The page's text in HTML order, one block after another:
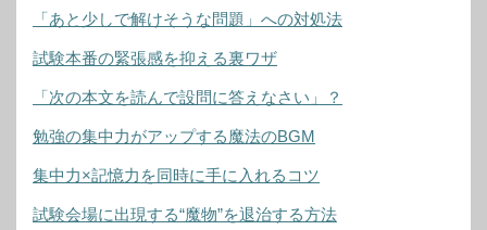
「あと少しで解けそうな問題」への対処法
試験本番の緊張感を抑える裏ワザ
「次の本文を読んで設問に答えなさい」？
勉強の集中力がアップする魔法のBGM
集中力×記憶力を同時に手に入れるコツ
試験会場に出現する“魔物”を退治する方法